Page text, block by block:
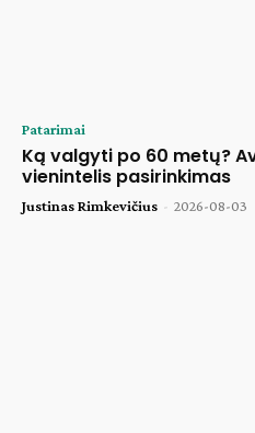
Patarimai
Ką valgyti po 60 metų?
vienintelis pasirinkimas
Justinas Rimkevičius - 2026-08-03